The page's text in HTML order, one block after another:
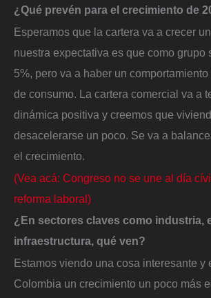
¿Qué prevén para el crecimiento de
Esperamos que la cartera va a crecer
nuestra expectativa es que como grupo
5%, pero va a haber un
de consumo. La cartera comercial va a
dinámica positiva y creemos que
desacelerarse un poco. Se va a
el crecimiento.
(Vea acá: Congreso no se une al día
reforma laboral)
¿En sectores claves como industria,
infraestructura, qué ven?
Estamos viendo una cosa interesante y
Colombia un crecimiento un poco más